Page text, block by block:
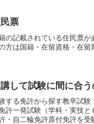
票
の記載されている住民票
方は国籍・在留資格・在
して試験に間に合
する免許から探す教卒試
許一発試験（学科・実技
・自二輪免許原付免許を受